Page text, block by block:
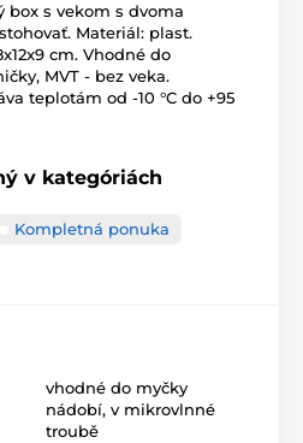
s vekom s dvoma
Materiál: plast.
cm. Vhodné do
MVT - bez veka.
teplotám od -10 °C do +95
v kategóriách
Kompletná ponuka
vhodné do myčky
nádobí, v mikrovlnné
troubě